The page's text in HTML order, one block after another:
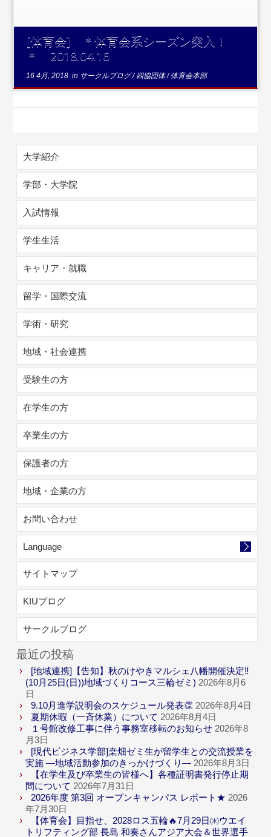
[体育会] ＊体育会系シーズン突入！
＊ 2018.04.16
16 4月, 2018 in サークルブログ/四協団体/体育会本部
大学紹介
学部・大学院
入試情報
学生生活
キャリア・就職
留学・国際交流
学術・研究
地域・社会連携
受験生の方
在学生の方
卒業生の方
保護者の方
地域・企業の方
お問い合わせ
Language
サイトマップ
KIUブログ
サークルブログ
最近の投稿
[地域連携]【告知】秋のけやきマルシェ八幡開催決定‼
(10月25日(日))地域づくりコース三輪ゼミ) 2026年8月6
日
9.10月進学説明会のスケジュール発表👏 2026年8月4日
夏期休暇（一斉休業）について 2026年8月4日
１号館改修工事に伴う事務室移転のお知らせ 2026年8
月3日
[現代ビジネス学部]桒畑ゼミ生が留学生との交流授業を
実施 ―地域活動参加のきっかけづくり― 2026年8月3日
【在学生及び卒業生の皆様へ】各種証明書発行停止期
間について 2026年7月31日
2026年度 第3回 オープンキャンパス レポート★ 2026
年7月30日
【体育会】目指せ、2028ロス五輪🔥7月29日㈬ウエイ
トリフティング部 長島 和奏さんアジア大会＆世界選手